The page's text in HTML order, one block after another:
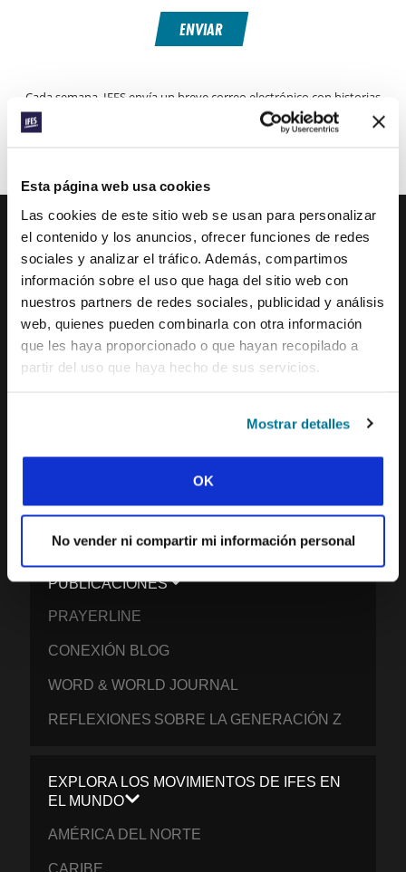
Esta página web usa cookies
Las cookies de este sitio web se usan para personalizar
el contenido y los anuncios, ofrecer funciones de redes
sociales y analizar el tráfico. Además, compartimos
información sobre el uso que haga del sitio web con
nuestros partners de redes sociales, publicidad y análisis
web, quienes pueden combinarla con otra información
que les haya proporcionado o que hayan recopilado a
partir del uso que haya hecho de sus servicios.
Mostrar detalles
OK
No vender ni compartir mi información personal
ENVIAR
Cada semana, IFES envía un breve correo electrónico con historias
de los movimientos estudiantiles y el ministerio de IFES de todo el
mundo para inspirarte en tus oraciones.
IFES · INTERNATIONAL FELLOWSHIP OF
EVANGELICAL STUDENTS
NUESTRA VISIÓN GLOBAL
NUESTRO TRABAJO
NUESTRO EQUIPO DE MISIÓN
INFORME DE IMPACTO 2024-2025
CONTACTO
PUBLICACIONES
PRAYERLINE
CONEXIÓN BLOG
WORD & WORLD JOURNAL
REFLEXIONES SOBRE LA GENERACIÓN Z
EXPLORA LOS MOVIMIENTOS DE IFES EN
EL MUNDO
AMÉRICA DEL NORTE
CARIBE